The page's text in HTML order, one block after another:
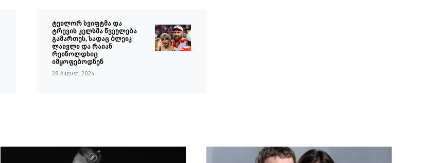
ტეილორ სვიფტმა და
ტრევის კელსმა წვეულება
გამართეს, სადაც ბლეიკ
ლაივლი და რაიან
რეინოლდსიც
იმყოფებოდნენ
28 August, 2024